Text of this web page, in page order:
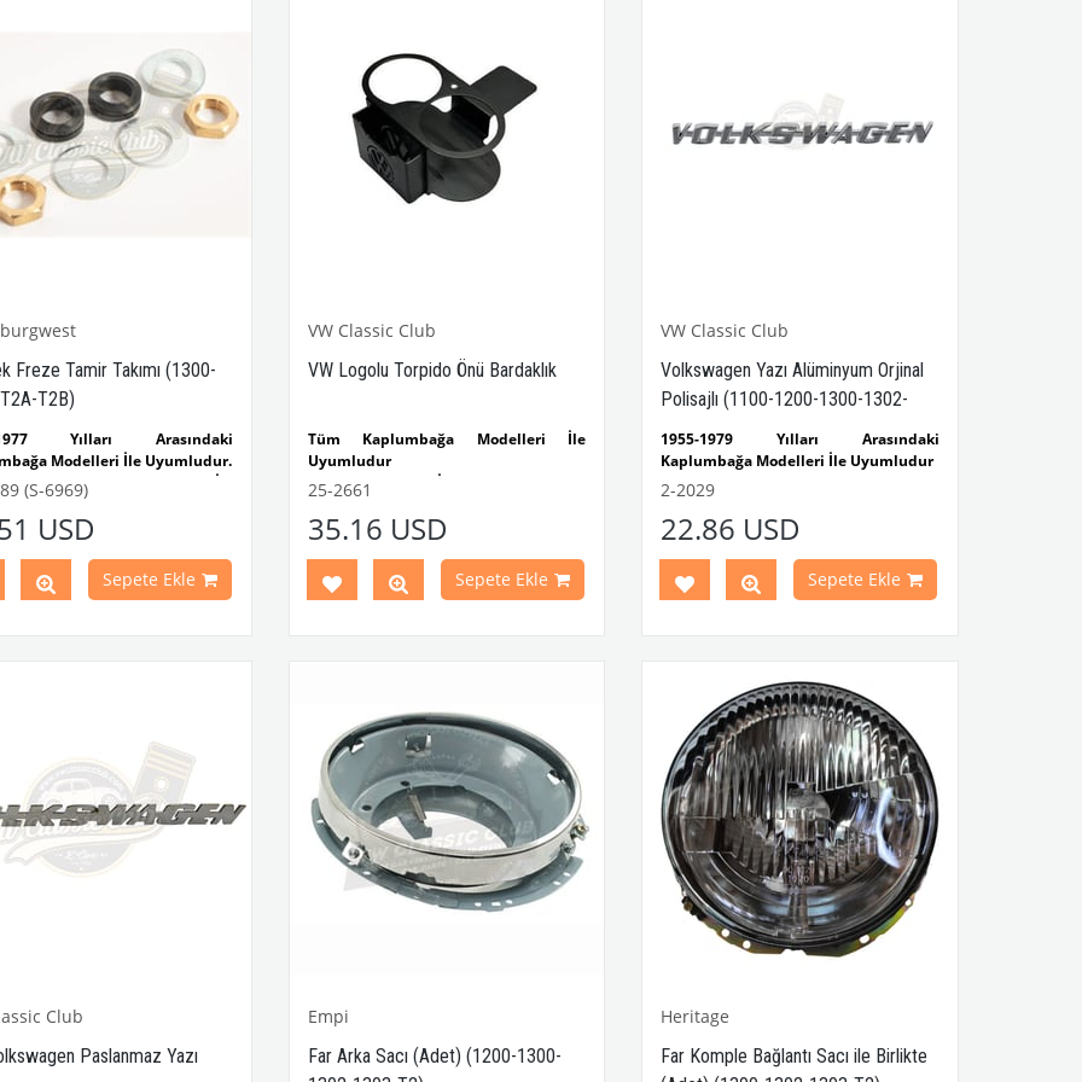
Freze Tamir Takımı (1300-
T2B)
1977 Yılları Arasındaki
Modelleri İle Uyumludur.
Kaplumbağa Modelleri İle
T2B Kasa ile Uyumludur.
(S-6969)
USD
Sepete Ekle
VW Classic Club
VW Logolu Torpido Önü Bardaklık
Tüm Kaplumbağa Modelleri İle
Uyumludur
Tüm T1 Modelleri İle Uyumludur
Tüm T3 Modelleri İle Uyumludur
25-2661
35.16 USD
Sepete Ekle
VW Classic Club
Volkswagen Yazı Alüminyum Orjinal
Polisajlı (1100-1200-1300-1302-
1303-T1-T2-Karmann Ghia-Variant)
1955-1979 Yılları Arasındaki
Kaplumbağa Modelleri İle Uyumludur
1100-1200-1300-1302-1303
1968-1979 Yılları Arasındaki T2
T2 A ve T2 B Modelleri İle Uyumludur
1950-1972 Yılları Arasındaki Karmann
VWCC Parça No :2-2029
113853687K
2-2029
22.86 USD
Sepete Ekle
Club
Paslanmaz Yazı
Empi
Far Arka Sacı (Adet) (1200-1300-
Heritage
Far Komple Bağlantı Sacı ile Birlikte